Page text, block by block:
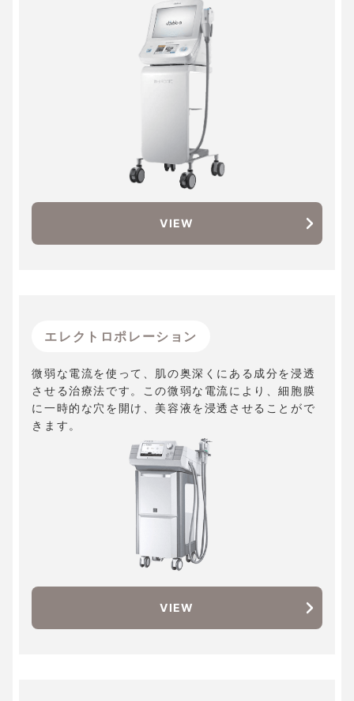
VIEW
エレクトロポレーション
微弱な電流を使って、肌の奥深くにある成分を浸透
させる治療法です。この微弱な電流により、細胞膜
に一時的な穴を開け、美容液を浸透させることがで
きます。
VIEW